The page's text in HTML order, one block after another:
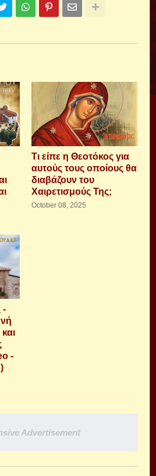
Τι είπε η Θεοτόκος για
αυτούς τους οποίους θα
διαβάζουν του
Χαιρετισμούς Της;
October 08, 2025
-
-
Advertisement